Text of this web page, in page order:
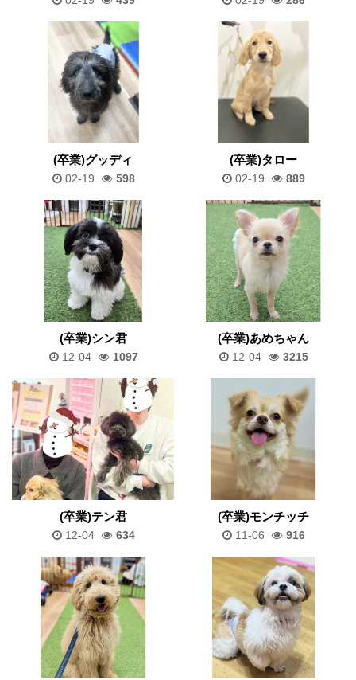
(卒業)グッディ
02-19 598
(卒業)タロー
02-19 889
(卒業)シン君
12-04 1097
(卒業)あめちゃん
12-04 3215
(卒業)テン君
12-04 634
(卒業)モンチッチ
11-06 916